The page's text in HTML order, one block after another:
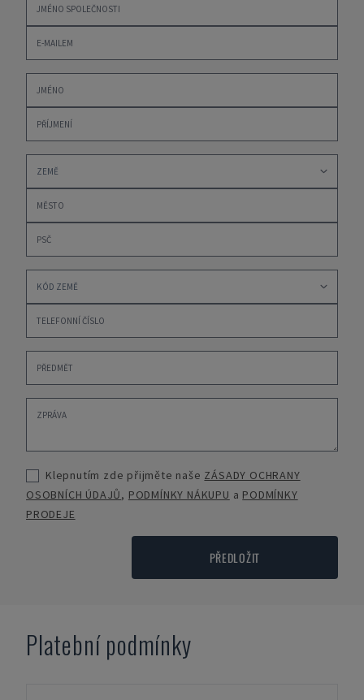
Klepnutím zde přijměte naše ZÁSADY OCHRANY
OSOBNÍCH ÚDAJŮ, PODMÍNKY NÁKUPU a PODMÍNKY
PRODEJE
PŘEDLOŽIT
Platební podmínky